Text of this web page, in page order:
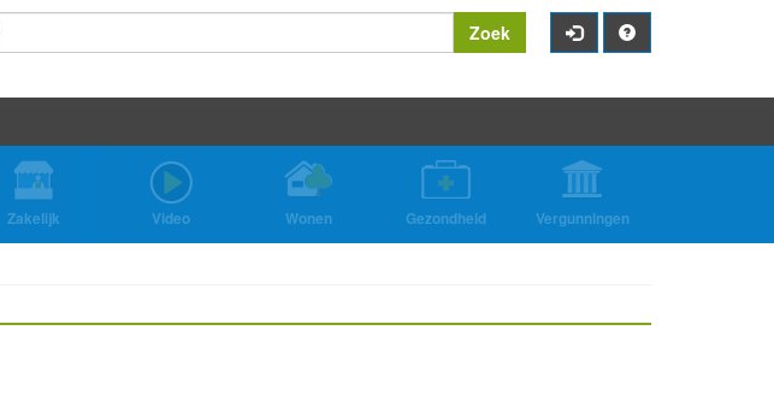
Zoek
Zakelijk Video Wonen Gezondheid Vergunningen